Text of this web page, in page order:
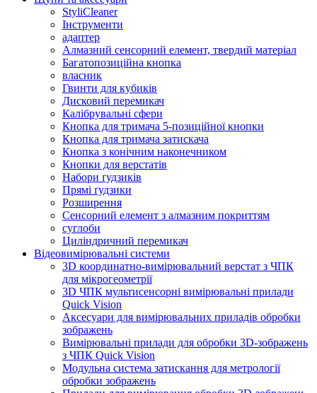
StyliCleaner
Інструменти
адаптер
Алмазний сенсорний елемент, твердий матеріал
Багатопозиційна кнопка
власник
Гвинти для кубиків
Дисковий перемикач
Калібрувальні сфери
Кнопка для тримача 5-позиційної кнопки
Кнопка для тримача затискача
Кнопка з конічним наконечником
Кнопки для верстатів
Набори ґудзиків
Прямі ґудзики
Розширення
Сенсорний елемент з алмазним покриттям
суглоби
Циліндричний перемикач
Відеовимірювальні системи
3D координатно-вимірювальний верстат з ЧПК
для мікрогеометрії
3D ЧПК мультисенсорні вимірювальні прилади
Quick Vision
Аксесуари для вимірювальних приладів обробки
зображень
Вимірювальні прилади для обробки 3D-зображень
з ЧПК Quick Vision
Модульна система затискання для метрології
обробки зображень